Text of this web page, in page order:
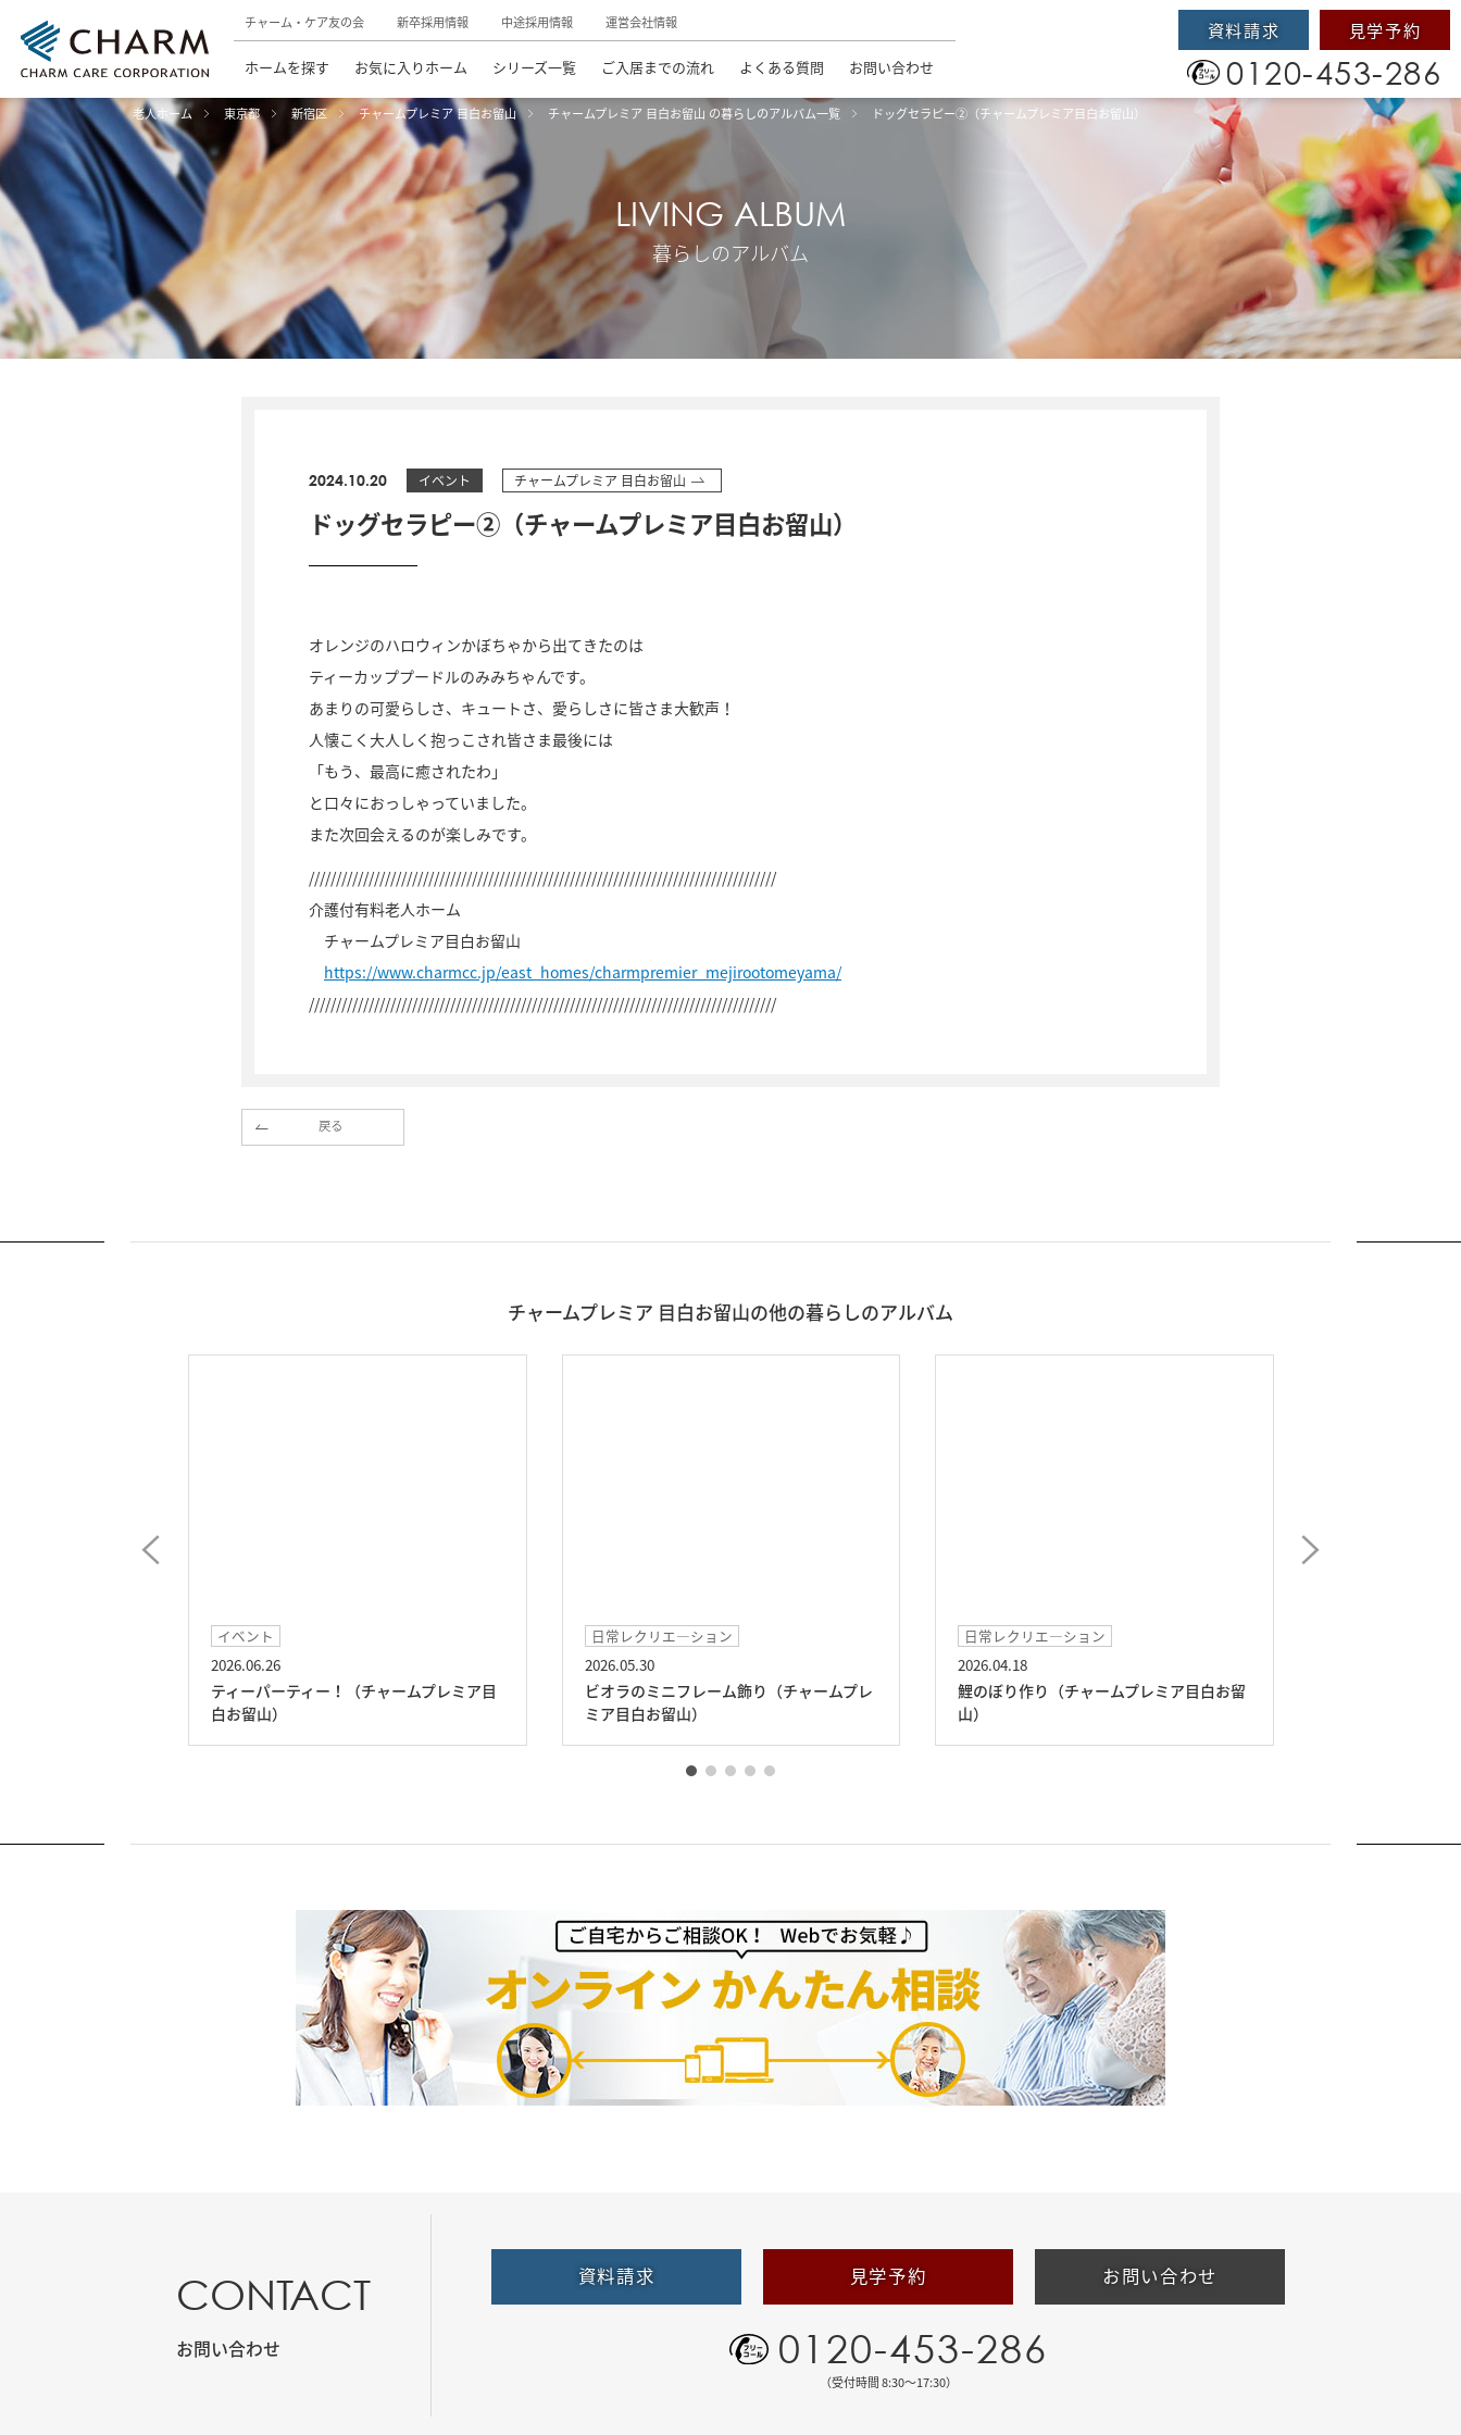
チャーム・ケア友の会 新卒採用情報 中途採用情報 運営会社情報
ホームを探す お気に入りホーム シリーズ一覧 ご入居までの流れ よくある質問 お問い合わせ
資料請求 見学予約
0120-453-286
老人ホーム 東京都 新宿区 チャームプレミア 目白お留山 チャームプレミア 目白お留山 の暮らしのアルバム一覧 ドッグセラピー②（チャームプレミア目白お留山）
LIVING ALBUM
暮らしのアルバム
2024.10.20 イベント チャームプレミア 目白お留山
ドッグセラピー②（チャームプレミア目白お留山）
オレンジのハロウィンかぼちゃから出てきたのは
ティーカッププードルのみみちゃんです。
あまりの可愛らしさ、キュートさ、愛らしさに皆さま大歓声！
人懐こく大人しく抱っこされ皆さま最後には
「もう、最高に癒されたわ」
と口々におっしゃっていました。
また次回会えるのが楽しみです。
//////////////////////////////////////////////////////////////////////////////////////
介護付有料老人ホーム
チャームプレミア目白お留山
https://www.charmcc.jp/east_homes/charmpremier_mejirootomeyama/
//////////////////////////////////////////////////////////////////////////////////////
戻る
チャームプレミア 目白お留山の他の暮らしのアルバム
イベント
2026.06.26
ティーパーティー！（チャームプレミア目
白お留山）
日常レクリエ―ション
2026.05.30
ビオラのミニフレーム飾り（チャームプレ
ミア目白お留山）
日常レクリエ―ション
2026.04.18
鯉のぼり作り（チャームプレミア目白お留
山）
CONTACT
お問い合わせ
資料請求 見学予約 お問い合わせ
0120-453-286
（受付時間 8:30〜17:30）